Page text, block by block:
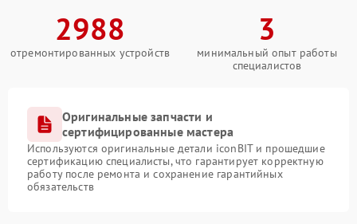
2988
отремонтированных устройств
3
минимальный опыт работы
специалистов
Оригинальные запчасти и
сертифицированные мастера
Используются оригинальные детали iconBIT и прошедшие
сертификацию специалисты, что гарантирует корректную
работу после ремонта и сохранение гарантийных
обязательств